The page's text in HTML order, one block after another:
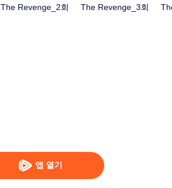
앱 열기
The Revenge_2회 The Revenge_3회